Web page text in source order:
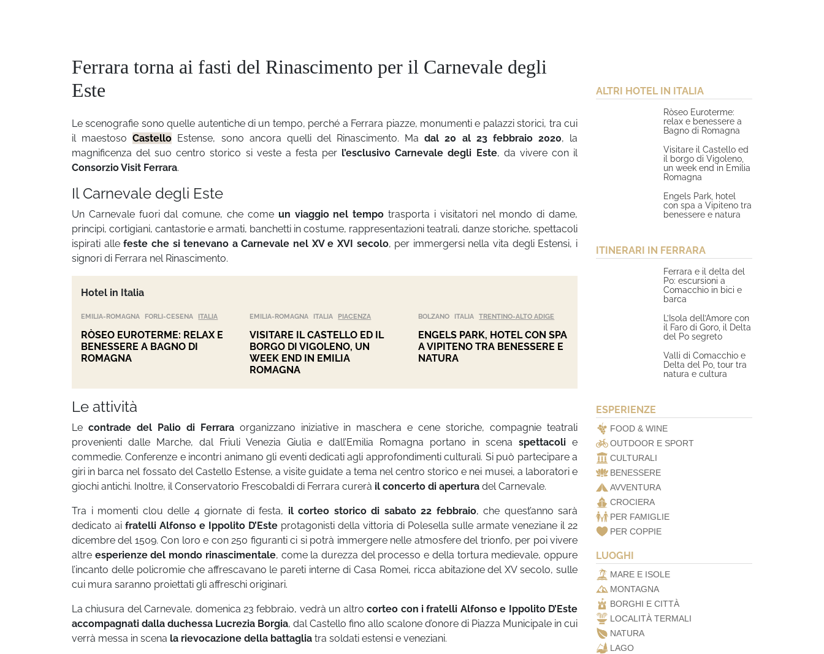
Ferrara torna ai fasti del Rinascimento per il Carnevale degli
Este
Le scenografie sono quelle autentiche di un tempo, perché a Ferrara piazze, monumenti e palazzi storici, tra cui
il maestosoCastello Estense, sono ancora quelli del Rinascimento. Madal 20 al 23 febbraio 2020, la
magnificenza del suo centro storico si veste a festa per l’esclusivo Carnevale degli Este, da vivere con il
Consorzio Visit Ferrara.
Il Carnevale degli Este
Un Carnevale fuori dal comune, che come un viaggio nel tempo trasporta i visitatori nel mondo di dame,
principi, cortigiani, cantastorie e armati, banchetti in costume, rappresentazioni teatrali, danze storiche, spettacoli
ispirati allefeste che si tenevano a Carnevale nel XV e XVI secolo, per immergersi nella vita degli Estensi, i
signori di Ferrara nel Rinascimento.
Hotel in Italia
EMILIA-ROMAGNA FORLI-CESENA ITALIA
RÒSEO EUROTERME: RELAX E
BENESSERE A BAGNO DI
ROMAGNA
EMILIA-ROMAGNA ITALIA PIACENZA
VISITARE IL CASTELLO ED IL
BORGO DI VIGOLENO, UN
WEEK END IN EMILIA
ROMAGNA
BOLZANO ITALIA TRENTINO-ALTO ADIGE
ENGELS PARK, HOTEL CON SPA
A VIPITENO TRA BENESSERE E
NATURA
Le attività
Le contrade del Palio di Ferraraorganizzano iniziative in maschera e cene storiche, compagnie teatrali
provenienti dalle Marche, dal Friuli Venezia Giulia e dall’Emilia Romagna portano in scenaspettacoli e
commedie. Conferenze e incontri animano gli eventi dedicati agli approfondimenti culturali. Si può partecipare a
giri in barca nel fossato del Castello Estense, a visite guidate a tema nel centro storico e nei musei, a laboratori e
giochi antichi. Inoltre, il Conservatorio Frescobaldi di Ferrara curerà il concerto di apertura del Carnevale.
Tra i momenti clou delle 4 giornate di festa, il corteo storico di sabato 22 febbraio, che quest’anno sarà
dedicato ai fratelli Alfonso e Ippolito D’Este protagonisti della vittoria di Polesella sulle armate veneziane il 22
dicembre del 1509. Con loro e con 250 figuranti ci si potrà immergere nelle atmosfere del trionfo, per poi vivere
altre esperienze del mondo rinascimentale, come la durezza del processo e della tortura medievale, oppure
l’incanto delle policromie che affrescavano le pareti interne di Casa Romei, ricca abitazione del XV secolo, sulle
cui mura saranno proiettati gli affreschi originari.
La chiusura del Carnevale, domenica 23 febbraio, vedrà un altrocorteo con i fratelli Alfonso e Ippolito D’Este
accompagnati dalla duchessa Lucrezia Borgia, dal Castello fino allo scalone d’onore di Piazza Municipale in cui
verrà messa in scena la rievocazione della battaglia tra soldati estensi e veneziani.
ALTRI HOTEL IN ITALIA
Ròseo Euroterme:
relax e benessere a
Bagno di Romagna
Visitare il Castello ed
il borgo di Vigoleno,
un week end in Emilia
Romagna
Engels Park, hotel
con spa a Vipiteno tra
benessere e natura
ITINERARI IN FERRARA
Ferrara e il delta del
Po: escursioni a
Comacchio in bici e
barca
L’Isola dell’Amore con
il Faro di Goro, il Delta
del Po segreto
Valli di Comacchio e
Delta del Po, tour tra
natura e cultura
ESPERIENZE
FOOD & WINE
OUTDOOR E SPORT
CULTURALI
BENESSERE
AVVENTURA
CROCIERA
PER FAMIGLIE
PER COPPIE
LUOGHI
MARE E ISOLE
MONTAGNA
BORGHI E CITTÀ
LOCALITÀ TERMALI
NATURA
LAGO